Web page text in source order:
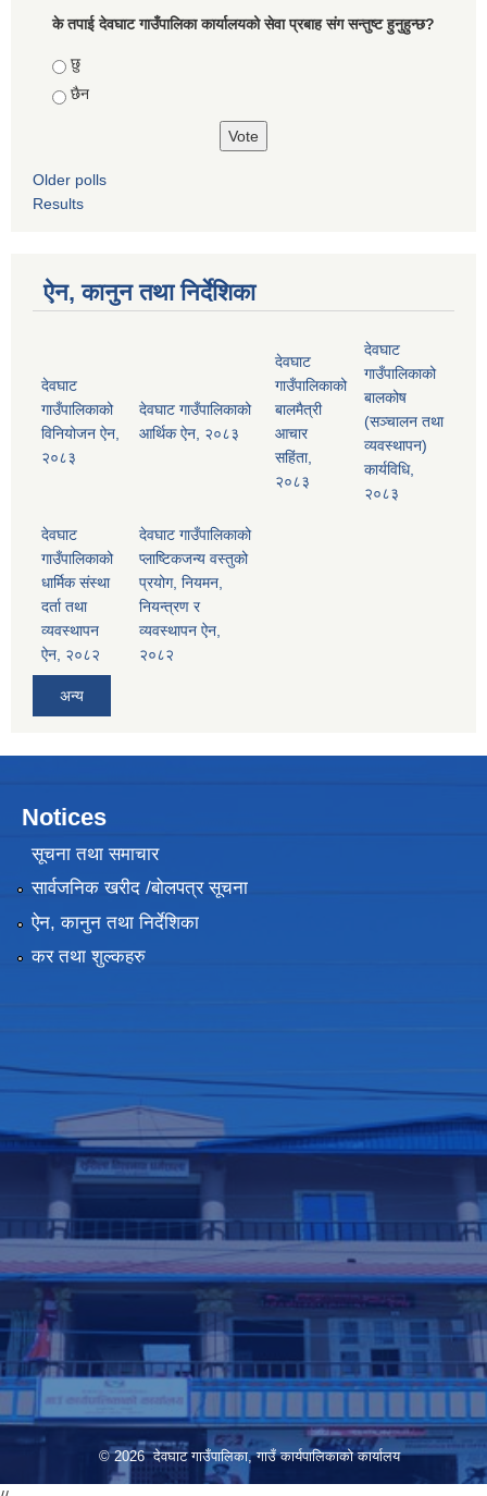
के तपाई देवघाट गाउँपालिका कार्यालयको सेवा प्रबाह संग सन्तुष्ट हुनुहुन्छ?
Choices
छु
छैन
Older polls
Results
ऐन, कानुन तथा निर्देशिका
देवघाट
गाउँपालिकाको
विनियोजन ऐन,
२०८३
देवघाट गाउँपालिकाको
आर्थिक ऐन, २०८३
देवघाट
गाउँपालिकाको
बालमैत्री
आचार
सहिंता,
२०८३
देवघाट
गाउँपालिकाको
बालकोष
(सञ्चालन तथा
व्यवस्थापन)
कार्यविधि,
२०८३
देवघाट
गाउँपालिकाको
धार्मिक संस्था
दर्ता तथा
व्यवस्थापन
ऐन, २०८२
देवघाट गाउँपालिकाको
प्लाष्टिकजन्य वस्तुको
प्रयोग, नियमन,
नियन्त्रण र
व्यवस्थापन ऐन,
२०८२
अन्य
Notices
सूचना तथा समाचार
सार्वजनिक खरीद /बोलपत्र सूचना
ऐन, कानुन तथा निर्देशिका
कर तथा शुल्कहरु
© 2026 देवघाट गाउँपालिका, गाउँ कार्यपालिकाको कार्यालय